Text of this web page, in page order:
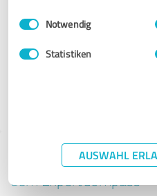
Impressum
Einwilligungsauswahl
Notwendig
Statistiken
AUSWAHL
Lohnsteuerberatungsverein
Tipp: Die passenden
dem ExpertCompass